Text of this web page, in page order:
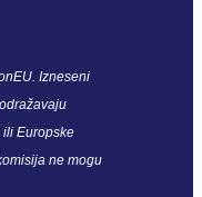
Izneseni
Europske
ne mogu